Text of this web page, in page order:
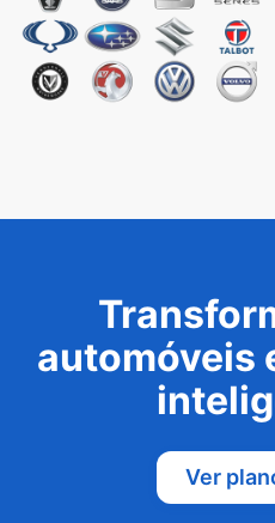
automóveis
Ver